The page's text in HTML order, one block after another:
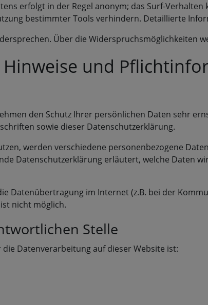
erfolgt in der Regel anonym; das Surf-
bestimmter Tools verhindern. Detaillierte
Über die Widerspruchsmöglichkeiten
und
den Schutz Ihrer persönlichen Daten sehr
sowie dieser Datenschutzerklärung.
werden verschiedene personenbezogene
Datenschutzerklärung erläutert, welche Daten
Datenübertragung im Internet (z.B. bei der
nicht möglich.
Stelle
Datenverarbeitung auf dieser Website ist: